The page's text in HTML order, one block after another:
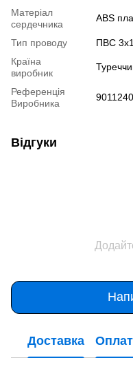
Матеріал
сердечника
ABS
Тип проводу
ПВС
Країна
виробник
Референція
Виробника
Відгуки
Доставка